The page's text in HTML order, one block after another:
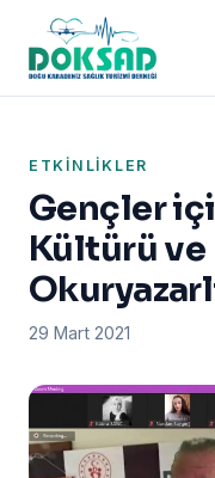
ETKINLIKLER
Gençler
Kültürü
29 Mart 2021